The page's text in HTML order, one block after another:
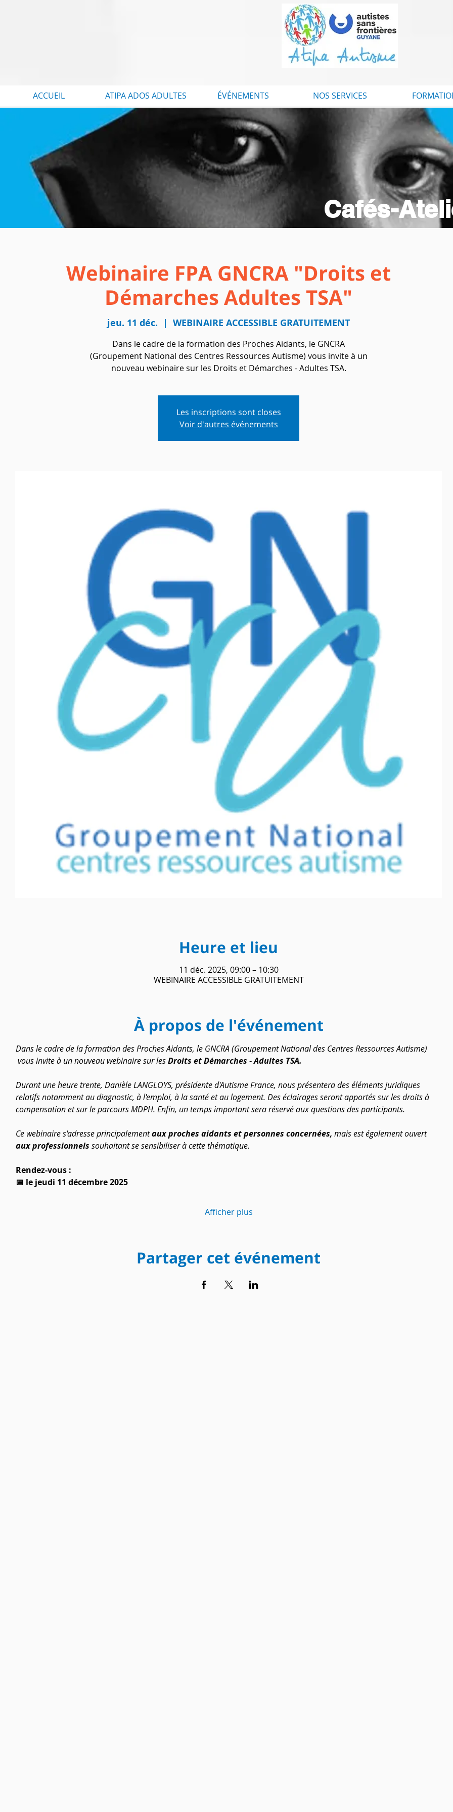
ACCUEIL ATIPA ADOS ADULTES ÉVÉNEMENTS NOS SERVICES
Cafés-
Webinaire FPA GNCRA "Droits et
Démarches Adultes TSA"
jeu. 11 déc.
  |
WEBINAIRE ACCESSIBLE GRATUITEMENT
Dans le cadre de la formation des Proches Aidants, le GNCRA
(Groupement National des Centres Ressources Autisme) vous invite à un
nouveau webinaire sur les Droits et Démarches - Adultes TSA.
Les inscriptions sont closes
Voir d'autres événements
Heure et lieu
11 déc. 2025, 09:00 – 10:30
WEBINAIRE ACCESSIBLE GRATUITEMENT
À propos de l'événement
Dans le cadre de la formation des Proches Aidants, le GNCRA (Groupement National des Centres Ressources Autisme)
vous invite à un nouveau webinaire sur les Droits et Démarches - Adultes TSA.
Durant une heure trente, Danièle LANGLOYS, présidente d'Autisme France, nous présentera des éléments juridiques
relatifs notamment au diagnostic, à l'emploi, à la santé et au logement. Des éclairages seront apportés sur les droits à
compensation et sur le parcours MDPH. Enfin, un temps important sera réservé aux questions des participants.
Ce webinaire s'adresse principalement aux proches aidants et personnes concernées, mais est également ouvert
aux professionnels souhaitant se sensibiliser à cette thématique.
Rendez-vous :
📅 le jeudi 11 décembre 2025
Afficher plus
Partager cet événement